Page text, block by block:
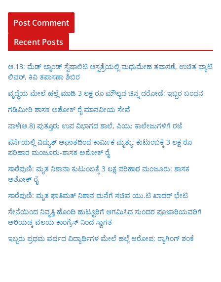
Recent Posts
ಆ.13: ಮೆಡ್ ಲ್ಯಾಂಡ್ ಸ್ಪೆಷಾಲಿಟಿ ಆಸ್ಪತ್ರೆಯಲ್ಲಿ ಮಧುಮೇಹ ತಪಾಸಣೆ, ಉಚಿತ ಫ್ಯಾಟಿ
ಲಿವರ್, ಕಿವಿ ತಪಾಸಣಾ ಶಿಬಿರ
ವೃದ್ಧೆಯ ಮೇಲೆ ಹಲ್ಲೆ ಮಾಡಿ 3 ಲಕ್ಷ ರೂ ಮೌಲ್ಯದ ಚಿನ್ನ ದರೋಡೆ: ಇಬ್ಬರ ಬಂಧನ
ಗಡಿಮೀರಿ ಶಾಸಕ ಅಶೋಕ್ ರೈ ಮಾನವೀಯ ಸೇವೆ
ನಾಳೆ(ಆ.8) ಪುತ್ತೂರು ಉಪ ವಿಭಾಗದ ಶಾಲೆ, ಪಿಯು ಕಾಲೇಜುಗಳಿಗೆ ರಜೆ
ಪೆರ್ನೆಯಲ್ಲಿ ವಿದ್ಯುತ್ ಆಘಾತದಿಂದ ಕಾರ್ಮಿಕ ಮೃತ್ಯು: ಕುಟುಂಬಕ್ಕೆ 3 ಲಕ್ಷ ರೂ
ಪರಿಹಾರ ಮಂಜೂರು-ಶಾಸಕ ಅಶೋಕ್ ರೈ
ಸಾರೆಪುಣಿ: ಮೃತ ನಿಶಾನಾ ಕುಟುಂಬಕ್ಕೆ 3 ಲಕ್ಷ ಪರಿಹಾರ ಮಂಜೂರು: ಶಾಸಕ
ಅಶೋಕ್ ರೈ
ಸಾರೆಪುಣಿ: ಮೃತ ಫಾತಿಮತ್ ನಿಶಾನ ಮನೆಗೆ ಸಚಿವ ಯು.ಟಿ ಖಾದರ್ ಭೇಟಿ
ಸೇನೆಯಿಂದ ನಿವೃತ್ತಿ ಹೊಂದಿ ಹುಟ್ಟೂರಿಗೆ ಆಗಮಿಸಿದ ಸುಂದರ ಪೂಜಾರಿಯವರಿಗೆ
ಅರಿಯಡ್ಕ ವಲಯ ಕಾಂಗ್ರೆಸ್ ನಿಂದ ಸ್ವಾಗತ
ಇಬ್ಬರು ಪ್ರಥಮ ವರ್ಷದ ವಿದ್ಯಾರ್ಥಿಗಳ ಮೇಲೆ ಹಲ್ಲೆ ಆರೋಪ; ರ‍್ಯಾಗಿಂಗ್ ಶಂಕೆ